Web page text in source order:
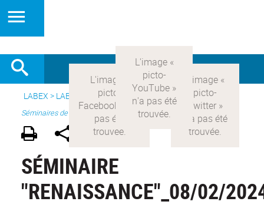
LABEX > LABEX COMOD> Version française > Recherche >
Séminaires de recherche
SÉMINAIRE
"RENAISSANCE"_08/02/